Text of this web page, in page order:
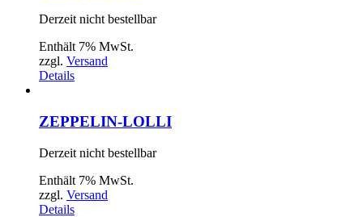
Derzeit nicht bestellbar
Enthält 7% MwSt.
zzgl. Versand
Details
ZEPPELIN-LOLLI
Derzeit nicht bestellbar
Enthält 7% MwSt.
zzgl. Versand
Details